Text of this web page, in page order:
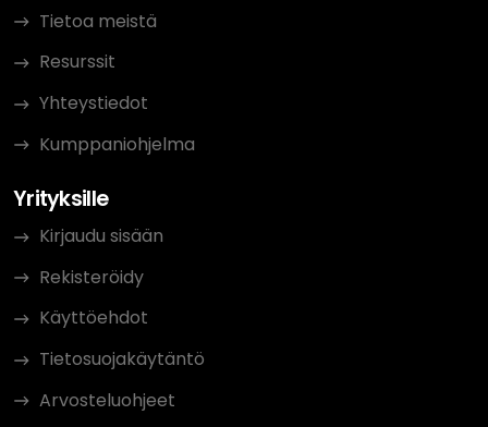
Tietoa meistä
Resurssit
Yhteystiedot
Kumppaniohjelma
Yrityksille
Kirjaudu sisään
Rekisteröidy
Käyttöehdot
Tietosuojakäytäntö
Arvosteluohjeet